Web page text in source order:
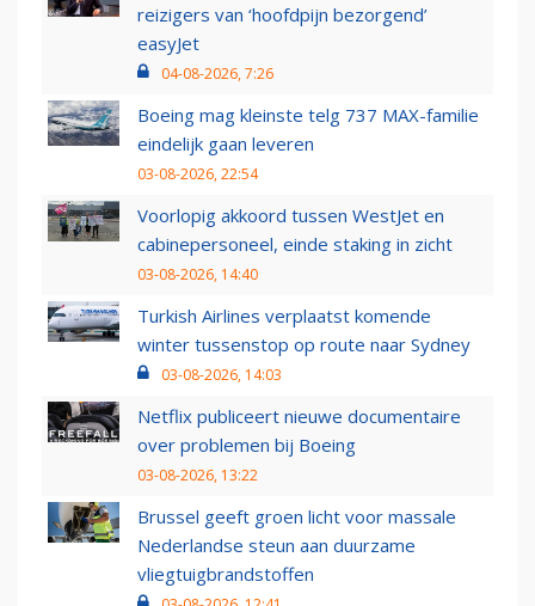
reizigers van ‘hoofdpijn bezorgend’
easyJet
04-08-2026, 7:26
Boeing mag kleinste telg 737 MAX-familie
eindelijk gaan leveren
03-08-2026, 22:54
Voorlopig akkoord tussen WestJet en
cabinepersoneel, einde staking in zicht
03-08-2026, 14:40
Turkish Airlines verplaatst komende
winter tussenstop op route naar Sydney
03-08-2026, 14:03
Netflix publiceert nieuwe documentaire
over problemen bij Boeing
03-08-2026, 13:22
Brussel geeft groen licht voor massale
Nederlandse steun aan duurzame
vliegtuigbrandstoffen